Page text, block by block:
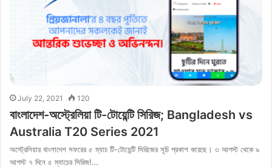
July 22, 2021 120
বাংলাদেশ-অস্ট্রেলিয়া টি-টোয়েন্টি সিরিজ; Bangladesh vs
Australia T20 Series 2021
অস্ট্রেলিয়ার বাংলাদেশ সফরের ৫ ম্যাচ টি-টোয়েন্টি সিরিজের সূচি প্রকাশ করেছে। ৩ আগস্ট থেকে ৯
আগস্ট ৭ দিনে ৫ ম্যাচের সিরিজ!…